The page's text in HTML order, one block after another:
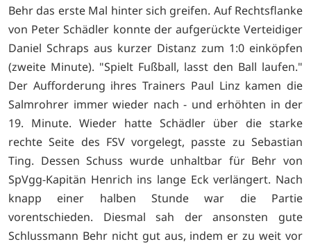
Behr das erste Mal hinter sich greifen. Auf Rechtsflanke
von Peter Schädler konnte der aufgerückte Verteidiger
Daniel Schraps aus kurzer Distanz zum 1:0 einköpfen
(zweite Minute). "Spielt Fußball, lasst den Ball laufen."
Der Aufforderung ihres Trainers Paul Linz kamen die
Salmrohrer immer wieder nach - und erhöhten in der
19. Minute. Wieder hatte Schädler über die starke
rechte Seite des FSV vorgelegt, passte zu Sebastian
Ting. Dessen Schuss wurde unhaltbar für Behr von
SpVgg-Kapitän Henrich ins lange Eck verlängert. Nach
knapp einer halben Stunde war die Partie
vorentschieden. Diesmal sah der ansonsten gute
Schlussmann Behr nicht gut aus, indem er zu weit vor